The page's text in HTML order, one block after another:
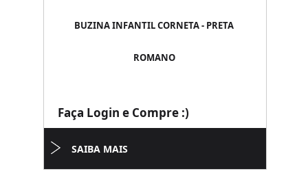
BUZINA INFANTIL CORNETA - PRETA
ROMANO
Faça Login e Compre :)
SAIBA MAIS